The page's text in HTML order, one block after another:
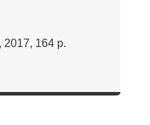
2017, 164 p.